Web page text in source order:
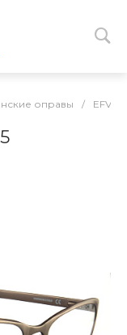
оправы / EFVA